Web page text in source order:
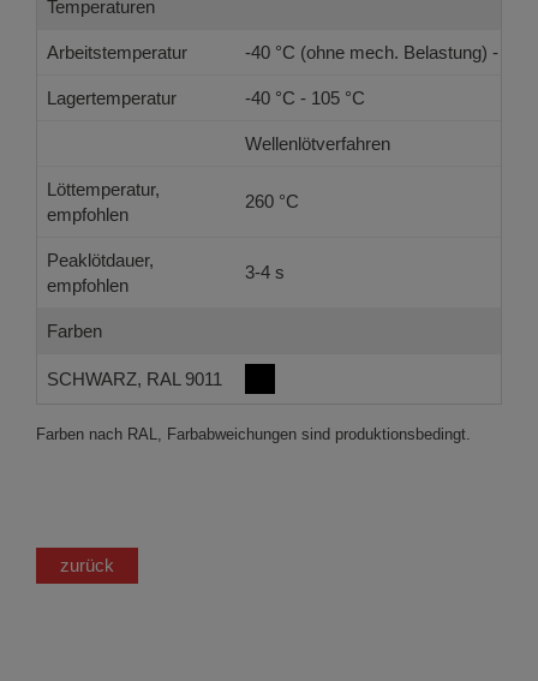
Temperaturen
Arbeitstemperatur -40 °C (ohne mech. Belastung) - 105
Lagertemperatur -40 °C - 105 °C
Wellenlötverfahren
Löttemperatur,
empfohlen
260 °C
Peaklötdauer,
empfohlen
3-4 s
Farben
SCHWARZ, RAL 9011
Farben nach RAL, Farbabweichungen sind produktionsbedingt.
zurück